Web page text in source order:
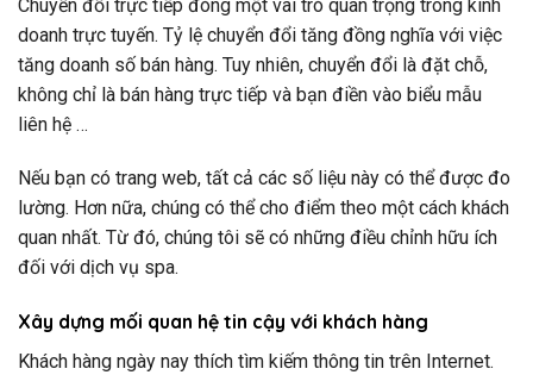
Chuyển đổi trực tiếp đóng một vai trò quan trọng trong kinh
doanh trực tuyến. Tỷ lệ chuyển đổi tăng đồng nghĩa với việc
tăng doanh số bán hàng. Tuy nhiên, chuyển đổi là đặt chỗ,
không chỉ là bán hàng trực tiếp và bạn điền vào biểu mẫu
liên hệ …
Nếu bạn có trang web, tất cả các số liệu này có thể được đo
lường. Hơn nữa, chúng có thể cho điểm theo một cách khách
quan nhất. Từ đó, chúng tôi sẽ có những điều chỉnh hữu ích
đối với dịch vụ spa.
Xây dựng mối quan hệ tin cậy với khách hàng
Khách hàng ngày nay thích tìm kiếm thông tin trên Internet.